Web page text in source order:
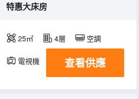
特惠大床房
25㎡ 4層 空調
電視機 查看供應